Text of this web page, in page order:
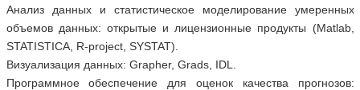
Анализ данных и статистическое моделирование умеренных
объемов данных: открытые и лицензионные продукты (Matlab,
STATISTICA, R-project, SYSTAT).
Визуализация данных: Grapher, Grads, IDL.
Программное обеспечение для оценок качества прогнозов: